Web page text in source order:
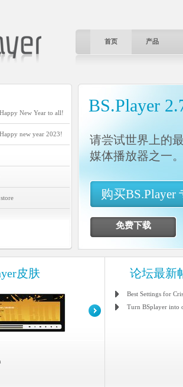
首页 产品
New Year to all!
new year 2023!
BS.Player
请尝试世界上的
媒体播放器之一
购买BS.Player
免费下载
皮肤 论坛最新
Best Settings for
Turn BSplayer into